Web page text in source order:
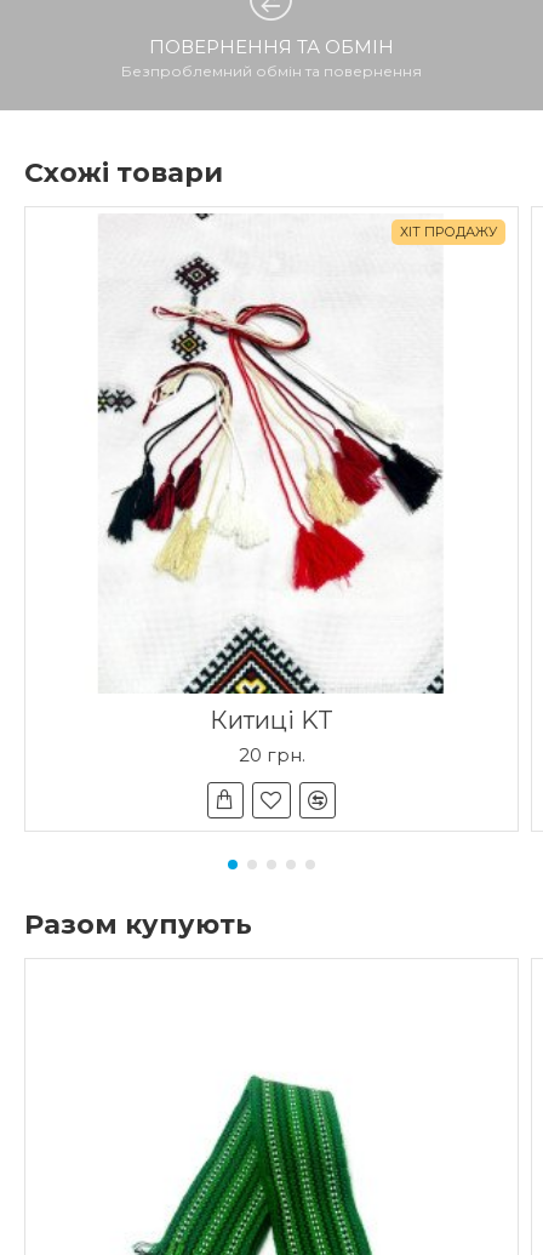
ПОВЕРНЕННЯ ТА ОБМІН
Безпроблемний обмін та повернення
Схожі товари
ХІТ ПРОДАЖУ
Китиці KT
20 грн.
Разом купують